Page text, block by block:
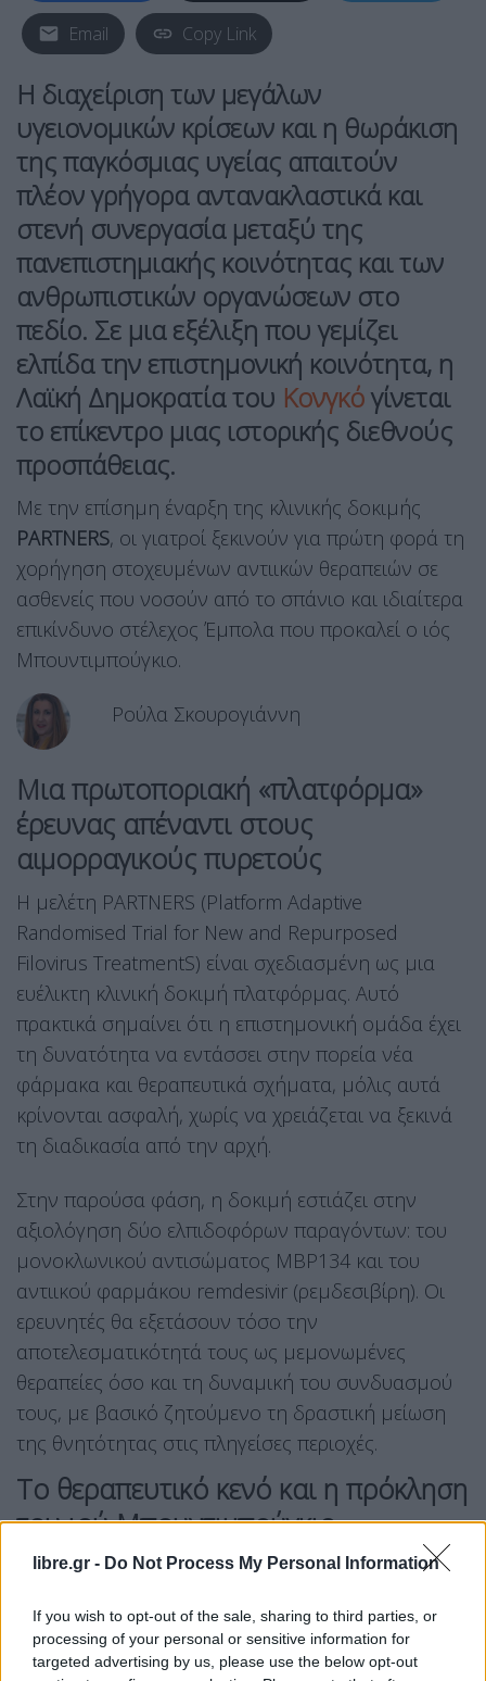
libre.gr - Do Not Process My Personal Information
If you wish to opt-out of the sale, sharing to third parties, or
processing of your personal or sensitive information for
targeted advertising by us, please use the below opt-out
Email Copy Link
Η διαχείριση των μεγάλων
υγειονομικών κρίσεων και η θωράκιση
της παγκόσμιας υγείας απαιτούν
πλέον γρήγορα αντανακλαστικά και
στενή συνεργασία μεταξύ της
πανεπιστημιακής κοινότητας και των
ανθρωπιστικών οργανώσεων στο
πεδίο. Σε μια εξέλιξη που γεμίζει
ελπίδα την επιστημονική κοινότητα, η
Λαϊκή Δημοκρατία του Κονγκόγίνεται
το επίκεντρο μιας ιστορικής διεθνούς
προσπάθειας.
Με την επίσημη έναρξη της κλινικής δοκιμής
PARTNERS, οι γιατροί ξεκινούν για πρώτη φορά τη
χορήγηση στοχευμένων αντιικών θεραπειών σε
ασθενείς που νοσούν από το σπάνιο και ιδιαίτερα
επικίνδυνο στέλεχος Έμπολα που προκαλεί ο ιός
Μπουντιμπούγκιο.
Ρούλα Σκουρογιάννη
Μια πρωτοποριακή «πλατφόρμα»
έρευνας απέναντι στους
αιμορραγικούς πυρετούς
Η μελέτη PARTNERS (Platform Adaptive
Randomised Trial for New and Repurposed
Filovirus TreatmentS) είναι σχεδιασμένη ως μια
ευέλικτη κλινική δοκιμή πλατφόρμας. Αυτό
πρακτικά σημαίνει ότι η επιστημονική ομάδα έχει
τη δυνατότητα να εντάσσει στην πορεία νέα
φάρμακα και θεραπευτικά σχήματα, μόλις αυτά
κρίνονται ασφαλή, χωρίς να χρειάζεται να ξεκινά
τη διαδικασία από την αρχή.
Στην παρούσα φάση, η δοκιμή εστιάζει στην
αξιολόγηση δύο ελπιδοφόρων παραγόντων: του
μονοκλωνικού αντισώματος MBP134 και του
αντιικού φαρμάκου remdesivir (ρεμδεσιβίρη). Οι
ερευνητές θα εξετάσουν τόσο την
αποτελεσματικότητά τους ως μεμονωμένες
θεραπείες όσο και τη δυναμική του συνδυασμού
τους, με βασικό ζητούμενο τη δραστική μείωση
της θνητότητας στις πληγείσες περιοχές.
Το θεραπευτικό κενό και η πρόκληση
του ιού Μπουντιμπούγκιο
Παρά το γεγονός ότι τα προηγούμενα χρόνια
πρωτόκολλα για το κλασικό στέλεχος του ιού
Έμπολα (Zaire ebolavirus), ο ιός Μπουντιμπούγκιο